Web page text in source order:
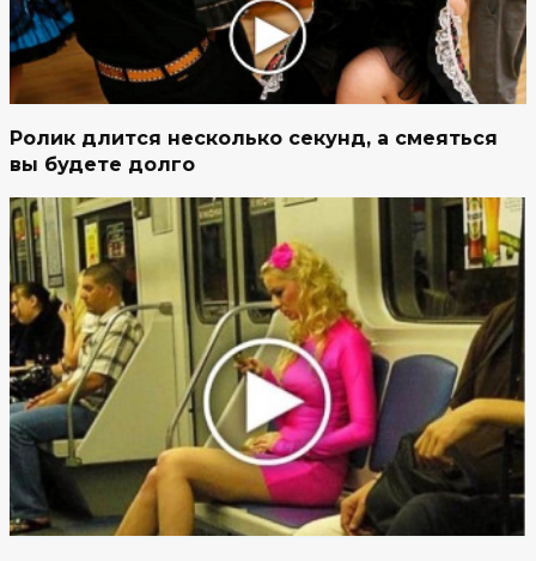
Ролик длится несколько секунд, а смеяться
вы будете долго